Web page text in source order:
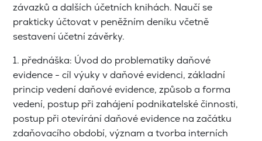
závazků a dalších účetních knihách. Naučí se
prakticky účtovat v peněžním deníku včetně
sestavení účetní závěrky.
1. přednáška: Úvod do problematiky daňové
evidence - cíl výuky v daňové evidenci, základní
princip vedení daňové evidence, způsob a forma
vedení, postup při zahájení podnikatelské činnosti,
postup při otevírání daňové evidence na začátku
zdaňovacího období, význam a tvorba interních